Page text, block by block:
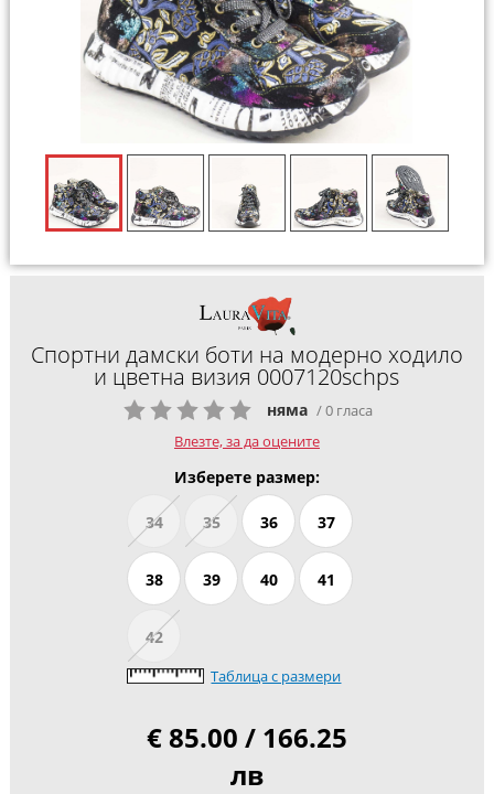
Спортни дамски боти на модерно ходило
и цветна визия 0007120schps
няма / 0 гласа
Влезте, за да оцените
Изберете размер:
34 35 36 37
38 39 40 41
42
Таблица с размери
€ 85.00 / 166.25
лв